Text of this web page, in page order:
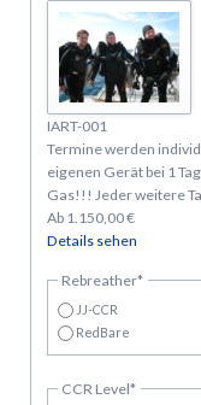
IART-001
Termine werden
eigenen Gerät bei 1
Gas!!! Jeder weitere
Ab 1.150,00€
Details sehen
Pflichtfeld
Rebreather*
JJ-CCR
RedBare
Pflichtfeld
CCR Level*